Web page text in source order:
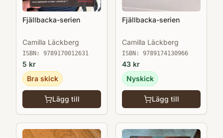
Fjällbacka-serien
Camilla Läckberg
ISBN: 9789170012631
5 kr
Bra skick
Lägg till
Fjällbacka-serien
Camilla Läckberg
ISBN: 9789174130966
43 kr
Nyskick
Lägg till